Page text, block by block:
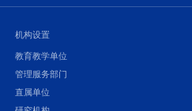
机构设置
教育教学单位
管理服务部门
直属单位